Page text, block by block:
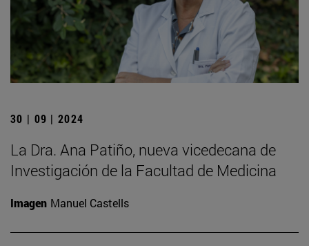
30 | 09 | 2024
La Dra. Ana Patiño, nueva vicedecana de
Investigación de la Facultad de Medicina
Imagen Manuel Castells